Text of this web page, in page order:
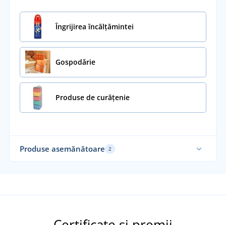
Îngrijirea încălțămintei
Gospodărie
Produse de curățenie
Produse asemănătoare 2